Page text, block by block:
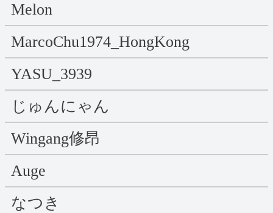
Melon
MarcoChu1974_HongKong
YASU_3939
じゅんにゃん
Wingang修昂
Auge
なつき